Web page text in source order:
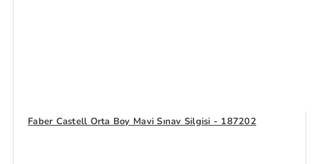
Faber Castell Orta Boy Mavi Sınav Silgisi - 187202